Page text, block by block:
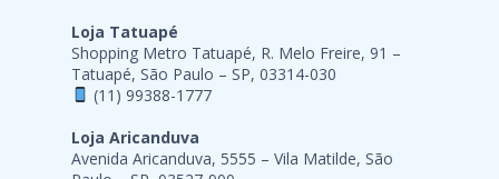
Loja Tatuapé
Shopping Metro Tatuapé, R. Melo Freire, 91 –
Tatuapé, São Paulo – SP, 03314-030
(11) 99388-1777
Loja Aricanduva
Avenida Aricanduva, 5555 – Vila Matilde, São